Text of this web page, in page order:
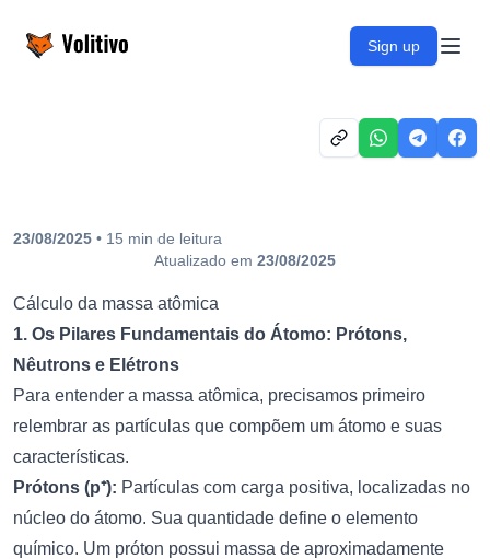
Volitivo Sign up
23/08/2025 • 15 min de leitura
Atualizado em 23/08/2025
Cálculo da massa atômica
1. Os Pilares Fundamentais do Átomo: Prótons,
Nêutrons e Elétrons
Para entender a massa atômica, precisamos primeiro
relembrar as partículas que compõem um átomo e suas
características.
Prótons (p⁺): Partículas com carga positiva, localizadas no
núcleo do átomo. Sua quantidade define o elemento
químico. Um próton possui massa de aproximadamente